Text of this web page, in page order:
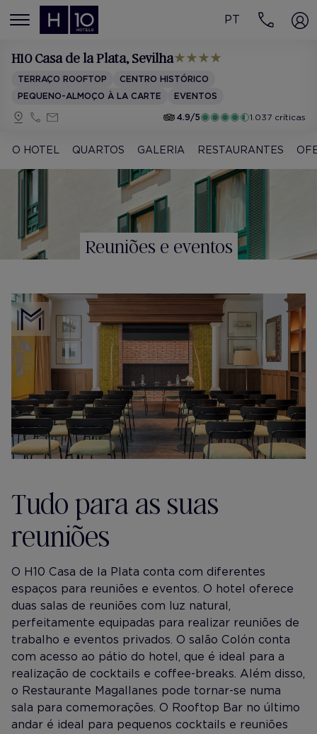
MENÚ
PT
H10 Casa de la Plata, Sevilha
TERRAÇO ROOFTOP
CENTRO HISTÓRICO
PEQUENO-ALMOÇO À LA CARTE
EVENTOS
4.9/5
1.037 críticas
O HOTEL QUARTOS GALERIA RESTAURANTES
Reuniões e eventos
Tudo para as suas
reuniões
O H10 Casa de la Plata conta com diferentes
espaços para reuniões e eventos. O hotel oferece
duas salas de reuniões com luz natural,
perfeitamente equipadas para realizar reuniões de
trabalho e eventos privados. O salão Colón conta
com acesso ao pátio do hotel, que é ideal para a
realização de cocktails e coffee-breaks. Além disso,
o Restaurante Magallanes pode tornar-se numa
sala para comemorações. O Rooftop Bar no último
andar é ideal para pequenos cocktails e reuniões